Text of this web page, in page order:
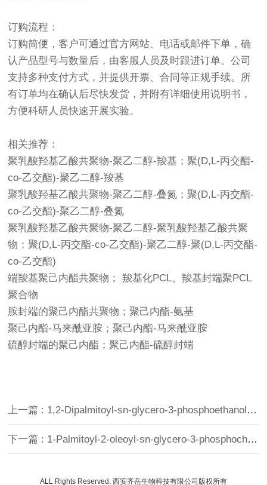
订购流程：
订购简便，客户可通过官方网站、电话或邮件下单，确
认产品型号与数量后，由客服人员及时跟进订单。公司
支持多种支付方式，并提供开票、合同等正规手续。所
有订单均在确认后尽快发货，并附有详细使用说明书，
方便科研人员快速开展实验。
相关推荐：
聚乳酸羟基乙酸共聚物-聚乙二醇-羧基；聚(D,L-丙交酯-
co-乙交酯)-聚乙二醇-羧基
聚乳酸羟基乙酸共聚物-聚乙二醇-叠氮；聚(D,L-丙交酯-
co-乙交酯)-聚乙二醇-叠氮
聚乳酸羟基乙酸共聚物-聚乙二醇-聚乳酸羟基乙酸共聚
物；聚(D,L-丙交酯-co-乙交酯)-聚乙二醇-聚(D,L-丙交酯-
co-乙交酯)
端羧基聚己内酯共聚物； 羧基化PCL、羧基封端聚PCL
聚合物
胺封端的聚己内酯共聚物；聚己内酯-氨基
聚己内酯-马来酰亚胺；聚己内酯-马来酰亚胺
硫醇封端的聚己内酯；聚己内酯-硫醇封端
上一篇 : 1,2-Dipalmitoyl-sn-glycero-3-phosphoethanolamine（DPPE，二棕榈酰基磷脂酰乙醇胺，CAS：923-61-5）
下一篇 : 1-Palmitoyl-2-oleoyl-sn-glycero-3-phosphocholine（POPC，1-棕榈酰基-2-油酰基卵磷脂，CAS：26853-31-6）
ALL Rights Reserved. 西安齐岳生物科技有限公司版权所有